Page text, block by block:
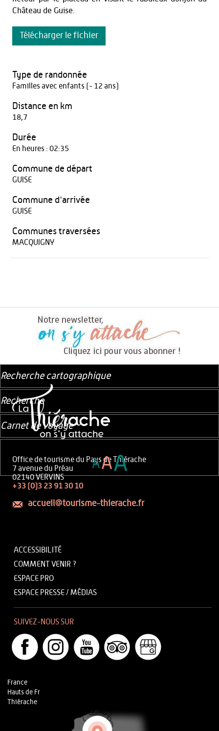
Château de Guise.
Télécharger le fichier
Type de randonnée
Familles avec enfants (- 12 ans)
Distance en km
18,7
Durée
En heures : 02:35
Commune de départ
GUISE
Commune d'arrivée
GUISE
Communes traversées
MACQUIGNY
Office de tourisme du Pays de Thiérache
7 avenue du Préau
02140 VERVINS
+33 (0)3 23 91 30 10
accueil@tourisme-thierache.fr
ACCESSIBILITÉ
COMMENT VENIR ?
ESPACE PRO
ESPACE PRESSE / MÉDIAS
SUIVEZ-NOUS SUR
France
Hauts de Fr
Thiérache
Recherche cartographique
Recherche
Carnet de voyage
AAA